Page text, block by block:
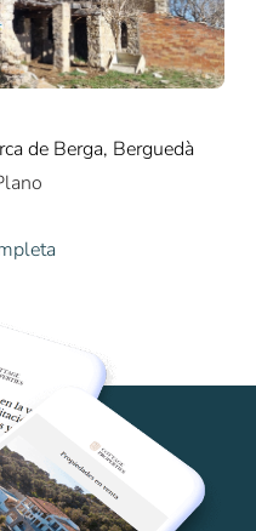
de Berga, Berguedà